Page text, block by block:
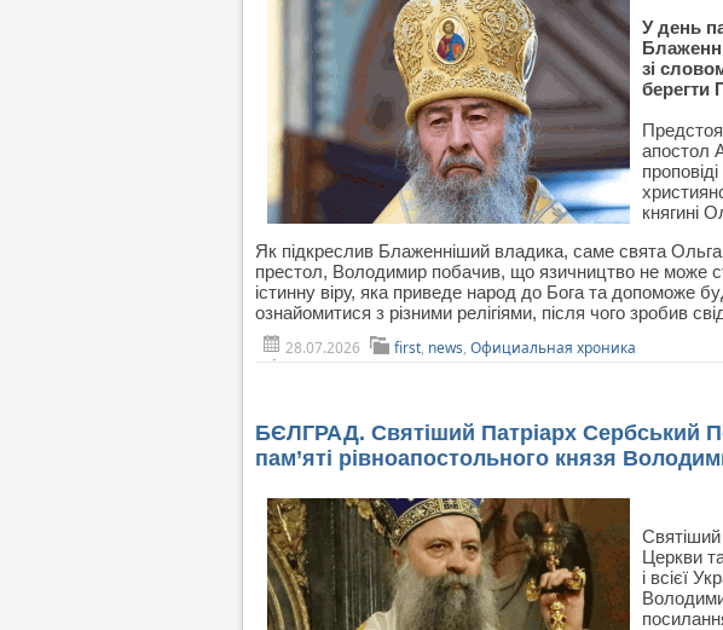
У день
зі
берегти
апостол
княгині
Як підкреслив Блаженніший владика, саме свята
престол, Володимир побачив, що язичництво не може
істинну віру, яка приведе народ до Бога та допоможе
ознайомитися з різними релігіями, після чого зробив
28.07.2026
first, news, Официальная хроника
БЄЛГРАД. Святіший Патріарх Сербський
пам’яті рівноапостольного князя
Святіший
Церкви
і всієї